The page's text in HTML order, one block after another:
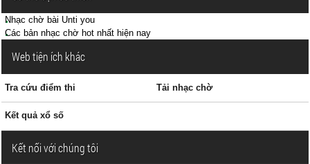
Nhạc chờ bài Unti you
Các bản nhạc chờ hot nhất hiện nay
Web tiện ích khác
Tra cứu điểm thi Tải nhạc chờ
Kết quả xổ số
Kết nối với chúng tôi